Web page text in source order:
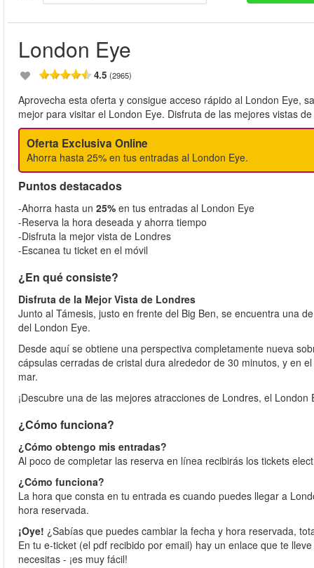
London Eye
4.5 (2965)
Aprovecha esta oferta y consigue acceso rápido al London Eye,
mejor para visitar el London Eye. Disfruta de las mejores vistas
Oferta Exclusiva Online
Ahorra hasta 25% en tus entradas al London Eye.
Puntos destacados
-Ahorra hasta un 25% en tus entradas al London Eye
-Reserva la hora deseada y ahorra tiempo
-Disfruta la mejor vista de Londres
-Escanea tu ticket en el móvil
¿En qué consiste?
Disfruta de la Mejor Vista de Londres
Junto al Támesis, justo en frente del Big Ben, se encuentra una
del London Eye.
Desde aquí se obtiene una perspectiva completamente nueva
cápsulas cerradas de cristal dura alrededor de 30 minutos, y en
mar.
¡Descubre una de las mejores atracciones de Londres, el London
¿Cómo funciona?
¿Cómo obtengo mis entradas?
Al poco de completar las reserva en línea recibirás los tickets
¿Cómo funciona?
La hora que consta en tu entrada es cuando puedes llegar a
hora reservada.
¡Oye! ¿Sabías que puedes cambiar la fecha y hora reservada,
En tu e-ticket (el pdf recibido por email) hay un enlace que te
necesitas - ¡es muy fácil!